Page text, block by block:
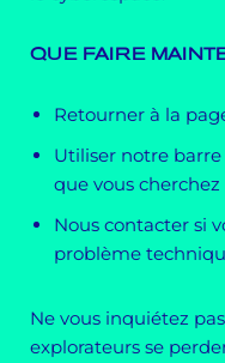
QUE FAIRE
Retourner à la
Utiliser notre
que vous cherchez
Nous contacter si
problème
Ne vous inquiétez
explorateurs se